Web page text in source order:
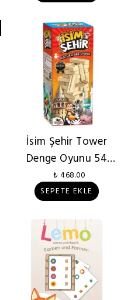
İsim Şehir Tower
Denge Oyunu 54
Parça
₺ 468.00
SEPETE EKLE